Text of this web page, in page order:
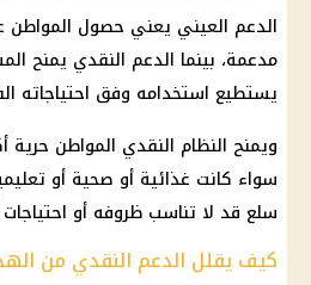
الدعم العيني يعني حصول
مدعمة، بينما الدعم النقدي يمنح
يستطيع استخدامه وفق احتياجاته
ويمنح النظام النقدي المواطن حرية
سواء كانت غذائية أو صحية أو
سلع قد لا تناسب ظروفه أو
كيف يقلل الدعم النقدي من